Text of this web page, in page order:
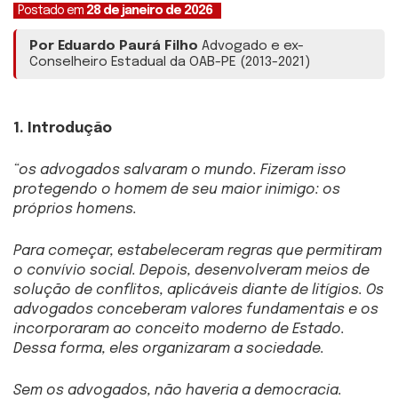
Postado em 28 de janeiro de 2026
Por Eduardo Paurá Filho Advogado e ex-
Conselheiro Estadual da OAB-PE (2013-2021)
1. Introdução
“os advogados salvaram o mundo. Fizeram isso
protegendo o homem de seu maior inimigo: os
próprios homens.
Para começar, estabeleceram regras que permitiram
o convívio social. Depois, desenvolveram meios de
solução de conflitos, aplicáveis diante de litígios. Os
advogados conceberam valores fundamentais e os
incorporaram ao conceito moderno de Estado.
Dessa forma, eles organizaram a sociedade.
Sem os advogados, não haveria a democracia.